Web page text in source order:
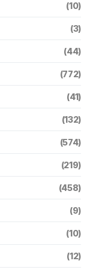
(10)
(3)
(44)
(772)
(41)
(132)
(574)
(219)
(458)
(9)
(10)
(12)